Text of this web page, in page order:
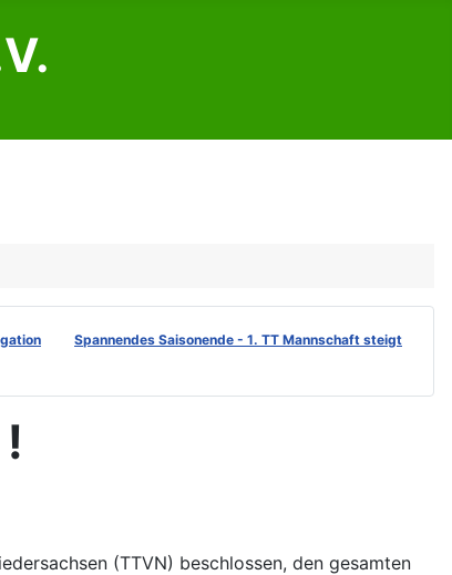
Spannendes Saisonende - 1. TT Mannschaft steigt
(TTVN) beschlossen, den gesamten